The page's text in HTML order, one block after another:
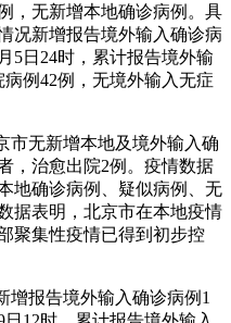
，无新增本地确诊病例。具
况新增报告境外输入确诊病
5日24时，累计报告境外输
例42例，无境外输入无症
市无新增本地及境外输入确
，治愈出院2例。疫情数据
地确诊病例、疑似病例、无
据表明，北京市在本地疫情
聚集性疫情已得到初步控
增报告境外输入确诊病例1